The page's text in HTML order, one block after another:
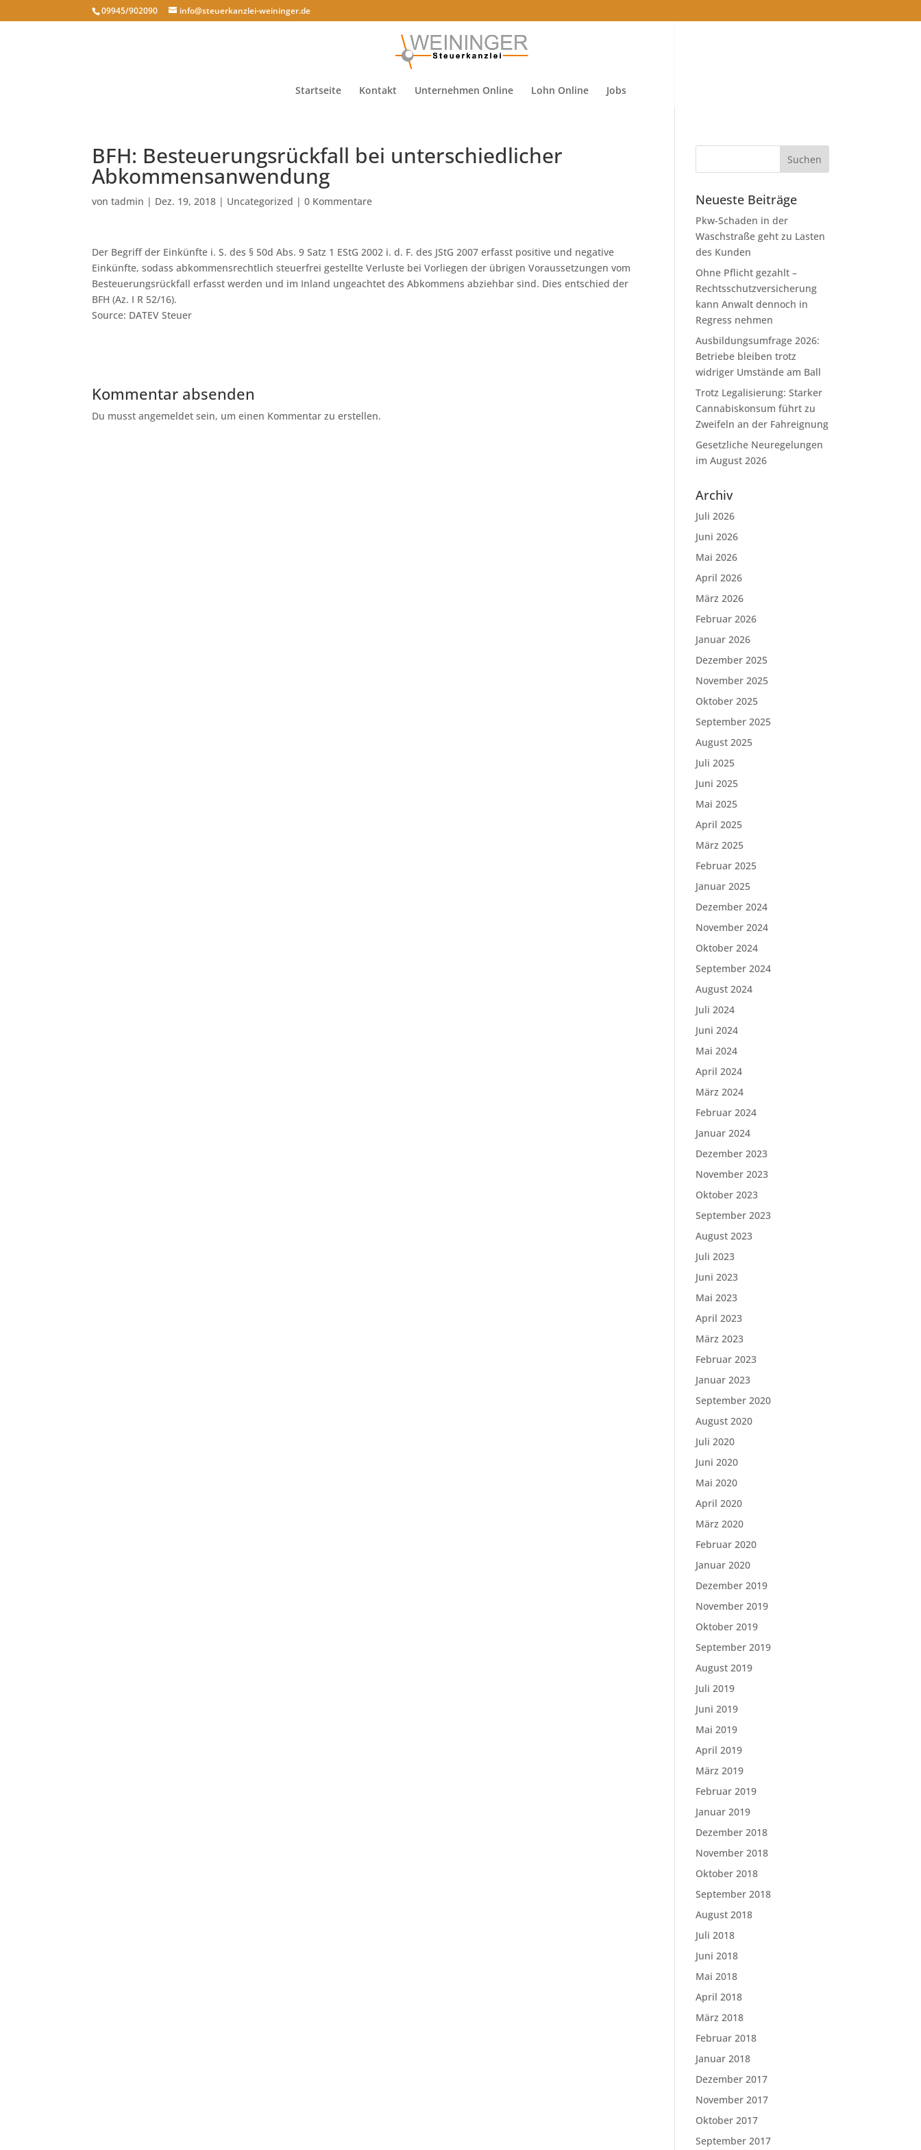
09945/902090 info@steuerkanzlei-weininger.de
Startseite Kontakt Unternehmen Online Lohn Online Jobs
BFH: Besteuerungsrückfall bei unterschiedlicher
Abkommensanwendung
vontadmin | Dez. 19, 2018 | Uncategorized |0 Kommentare
Der Begriff der Einkünfte i. S. des § 50d Abs. 9 Satz 1 EStG 2002 i. d. F. des JStG 2007 erfasst positive und negative
Einkünfte, sodass abkommensrechtlich steuerfrei gestellte Verluste bei Vorliegen der übrigen Voraussetzungen vom
Besteuerungsrückfall erfasst werden und im Inland ungeachtet des Abkommens abziehbar sind. Dies entschied der
BFH (Az. I R 52/16).
Source: DATEV Steuer
Kommentar absenden
Du musst angemeldet sein, um einen Kommentar zu erstellen.
Neueste Beiträge
Pkw-Schaden in der
Waschstraße geht zu Lasten
des Kunden
Ohne Pflicht gezahlt –
Rechtsschutzversicherung
kann Anwalt dennoch in
Regress nehmen
Ausbildungsumfrage 2026:
Betriebe bleiben trotz
widriger Umstände am Ball
Trotz Legalisierung: Starker
Cannabiskonsum führt zu
Zweifeln an der Fahreignung
Gesetzliche Neuregelungen
im August 2026
Archiv
Juli 2026
Juni 2026
Mai 2026
April 2026
März 2026
Februar 2026
Januar 2026
Dezember 2025
November 2025
Oktober 2025
September 2025
August 2025
Juli 2025
Juni 2025
Mai 2025
April 2025
März 2025
Februar 2025
Januar 2025
Dezember 2024
November 2024
Oktober 2024
September 2024
August 2024
Juli 2024
Juni 2024
Mai 2024
April 2024
März 2024
Februar 2024
Januar 2024
Dezember 2023
November 2023
Oktober 2023
September 2023
August 2023
Juli 2023
Juni 2023
Mai 2023
April 2023
März 2023
Februar 2023
Januar 2023
September 2020
August 2020
Juli 2020
Juni 2020
Mai 2020
April 2020
März 2020
Februar 2020
Januar 2020
Dezember 2019
November 2019
Oktober 2019
September 2019
August 2019
Juli 2019
Juni 2019
Mai 2019
April 2019
März 2019
Februar 2019
Januar 2019
Dezember 2018
November 2018
Oktober 2018
September 2018
August 2018
Juli 2018
Juni 2018
Mai 2018
April 2018
März 2018
Februar 2018
Januar 2018
Dezember 2017
November 2017
Oktober 2017
September 2017